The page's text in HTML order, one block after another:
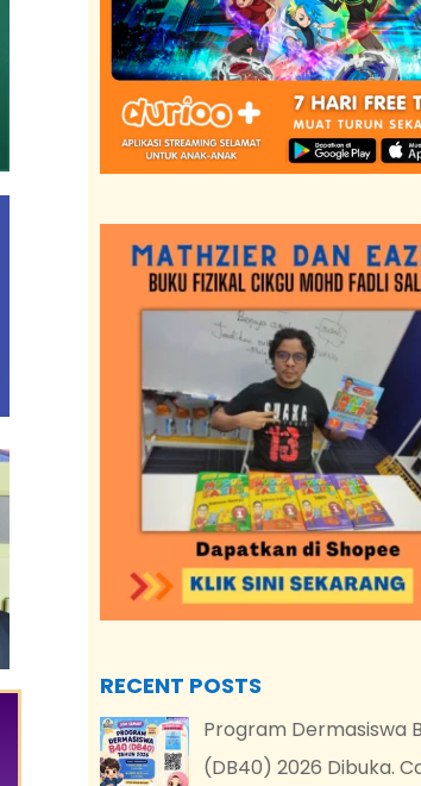
RECENT POSTS
Program Dermasiswa
(DB40) 2026 Dibuka.